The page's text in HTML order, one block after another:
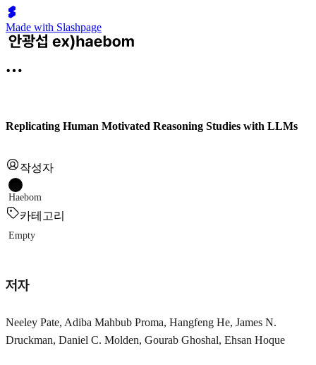
Made with Slashpage
Replicating Human Motivated Reasoning Studies with LLMs
작성자
Haebom
카테고리
Empty
저자
Neeley Pate, Adiba Mahbub Proma, Hangfeng He, James N.
Druckman, Daniel C. Molden, Gourab Ghoshal, Ehsan Hoque